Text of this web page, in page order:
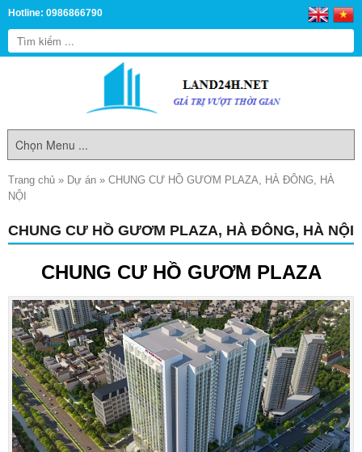
Hotline: 0986866790
Trang chủ » Dự án » CHUNG CƯ HỒ GƯƠM PLAZA, HÀ ĐÔNG, HÀ
NỘI
CHUNG CƯ HỒ GƯƠM PLAZA, HÀ ĐÔNG, HÀ NỘI
CHUNG CƯ HỒ GƯƠM PLAZA